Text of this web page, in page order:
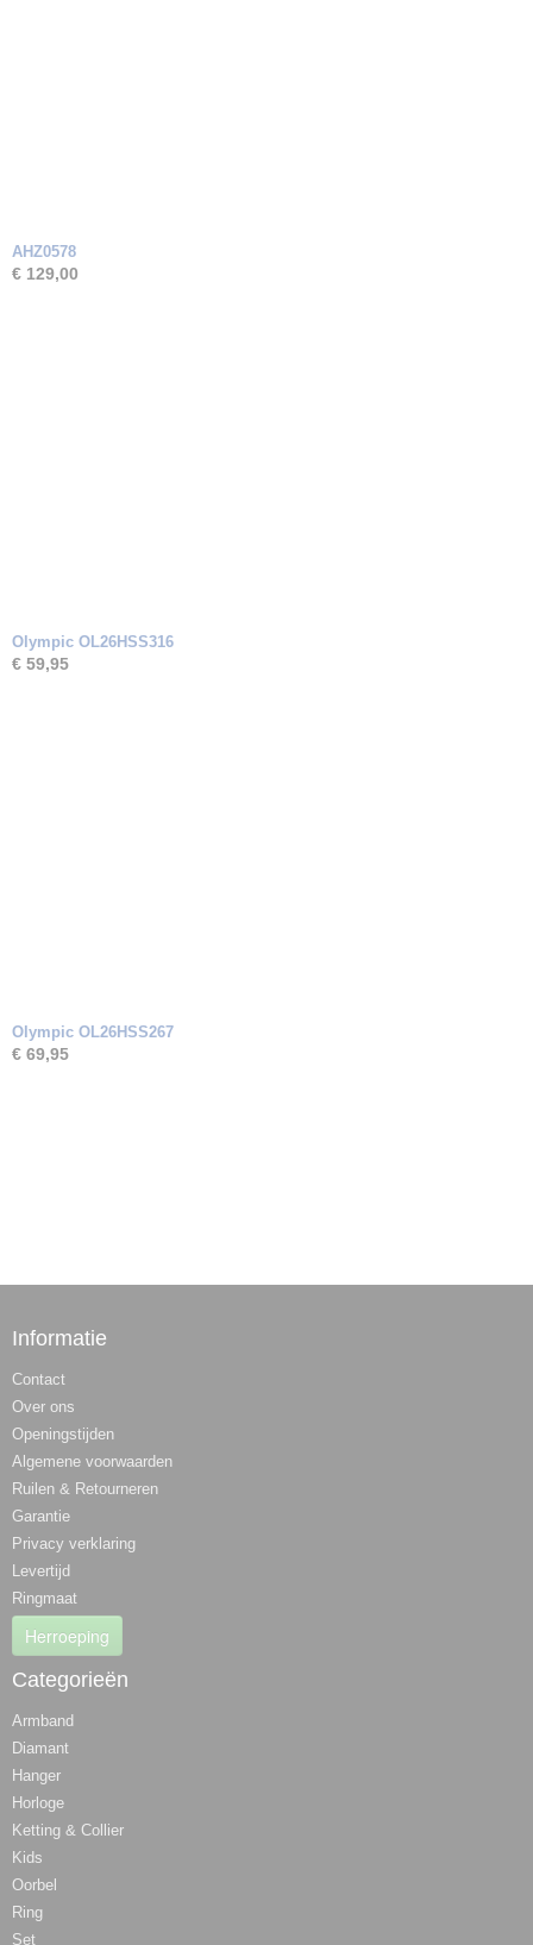
AHZ0578
€ 129,00
Olympic OL26HSS316
€ 59,95
Olympic OL26HSS267
€ 69,95
Informatie
Contact
Over ons
Openingstijden
Algemene voorwaarden
Ruilen & Retourneren
Garantie
Privacy verklaring
Levertijd
Ringmaat
Herroeping
Categorieën
Armband
Diamant
Hanger
Horloge
Ketting & Collier
Kids
Oorbel
Ring
Set